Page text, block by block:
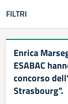
FILTRI
Enrica
ESABAC
concorso
Strasbourg”.